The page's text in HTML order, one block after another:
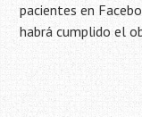
pacientes en
habrá cumplido el